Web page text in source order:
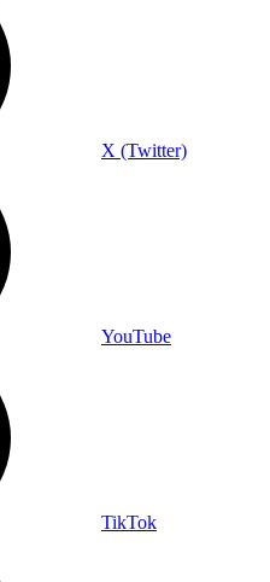
X (Twitter)
YouTube
TikTok